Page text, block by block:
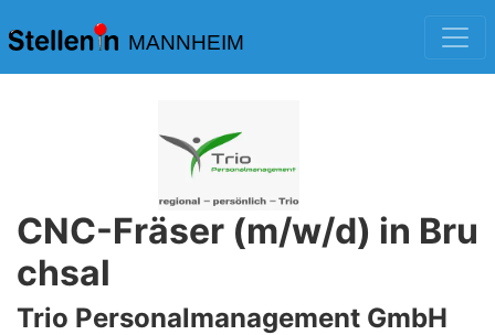
MANNHEIM
CNC-Fräser (m/w/d) in Bru
chsal
Trio Personalmanagement GmbH